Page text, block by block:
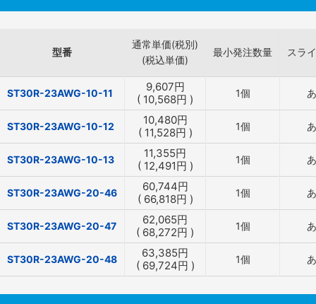
型番
通常単価(税別)
(税込単価)
最小発注数量 スラ
ST30R-23AWG-10-11 9,607円
( 10,568円 ) 1個
ST30R-23AWG-10-12 10,480円
( 11,528円 ) 1個
ST30R-23AWG-10-13 11,355円
( 12,491円 ) 1個
ST30R-23AWG-20-46 60,744円
( 66,818円 ) 1個
ST30R-23AWG-20-47 62,065円
( 68,272円 ) 1個
ST30R-23AWG-20-48 63,385円
( 69,724円 ) 1個